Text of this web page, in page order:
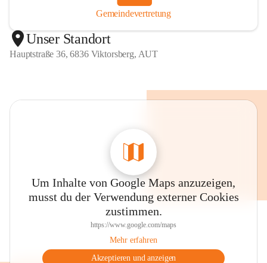
Gemeindevertretung
Unser Standort
Hauptstraße 36, 6836 Viktorsberg, AUT
Um Inhalte von Google Maps anzuzeigen,
musst du der Verwendung externer Cookies
zustimmen.
https://www.google.com/maps
Mehr erfahren
Akzeptieren und anzeigen